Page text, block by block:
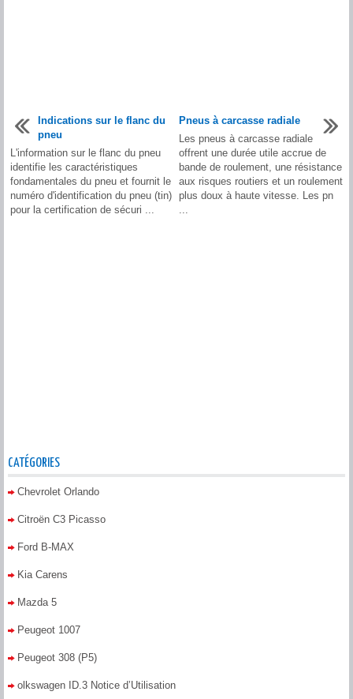
Indications sur le flanc du
pneu
L'information sur le flanc du pneu
identifie les caractéristiques
fondamentales du pneu et fournit le
numéro d'identification du pneu (tin)
pour la certification de sécuri ...
Pneus à carcasse radiale
Les pneus à carcasse radiale
offrent une durée utile accrue de
bande de roulement, une résistance
aux risques routiers et un roulement
plus doux à haute vitesse. Les pn
...
CATÉGORIES
Chevrolet Orlando
Citroën C3 Picasso
Ford B-MAX
Kia Carens
Mazda 5
Peugeot 1007
Peugeot 308 (P5)
olkswagen ID.3 Notice d’Utilisation